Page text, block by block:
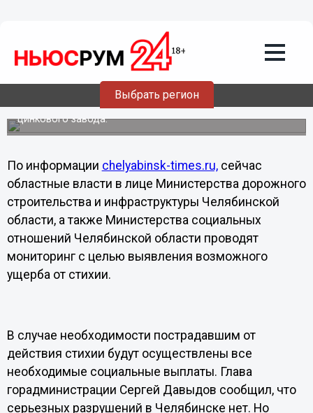
Выбрать регион
В Челябинске от 3 до 5 человек
находятся в тяжелом состоянии, 250 -
Фрагмент метеорита, упавшего в Челябинске, или
взрывная волна от него, повредили здание местного
цинкового завода.
По информации chelyabinsk-times.ru,сейчас
областные власти в лице Министерства дорожного
строительства и инфраструктуры Челябинской
области, а также Министерства социальных
отношений Челябинской области проводят
мониторинг с целью выявления возможного
ущерба от стихии.
В случае необходимости пострадавшим от
действия стихии будут осуществлены все
необходимые социальные выплаты. Глава
горадминистрации Сергей Давыдов сообщил, что
серьезных разрушений в Челябинске нет. Но